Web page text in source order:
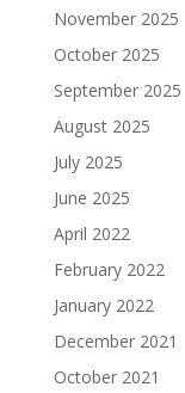
November 2025
October 2025
September 2025
August 2025
July 2025
June 2025
April 2022
February 2022
January 2022
December 2021
October 2021